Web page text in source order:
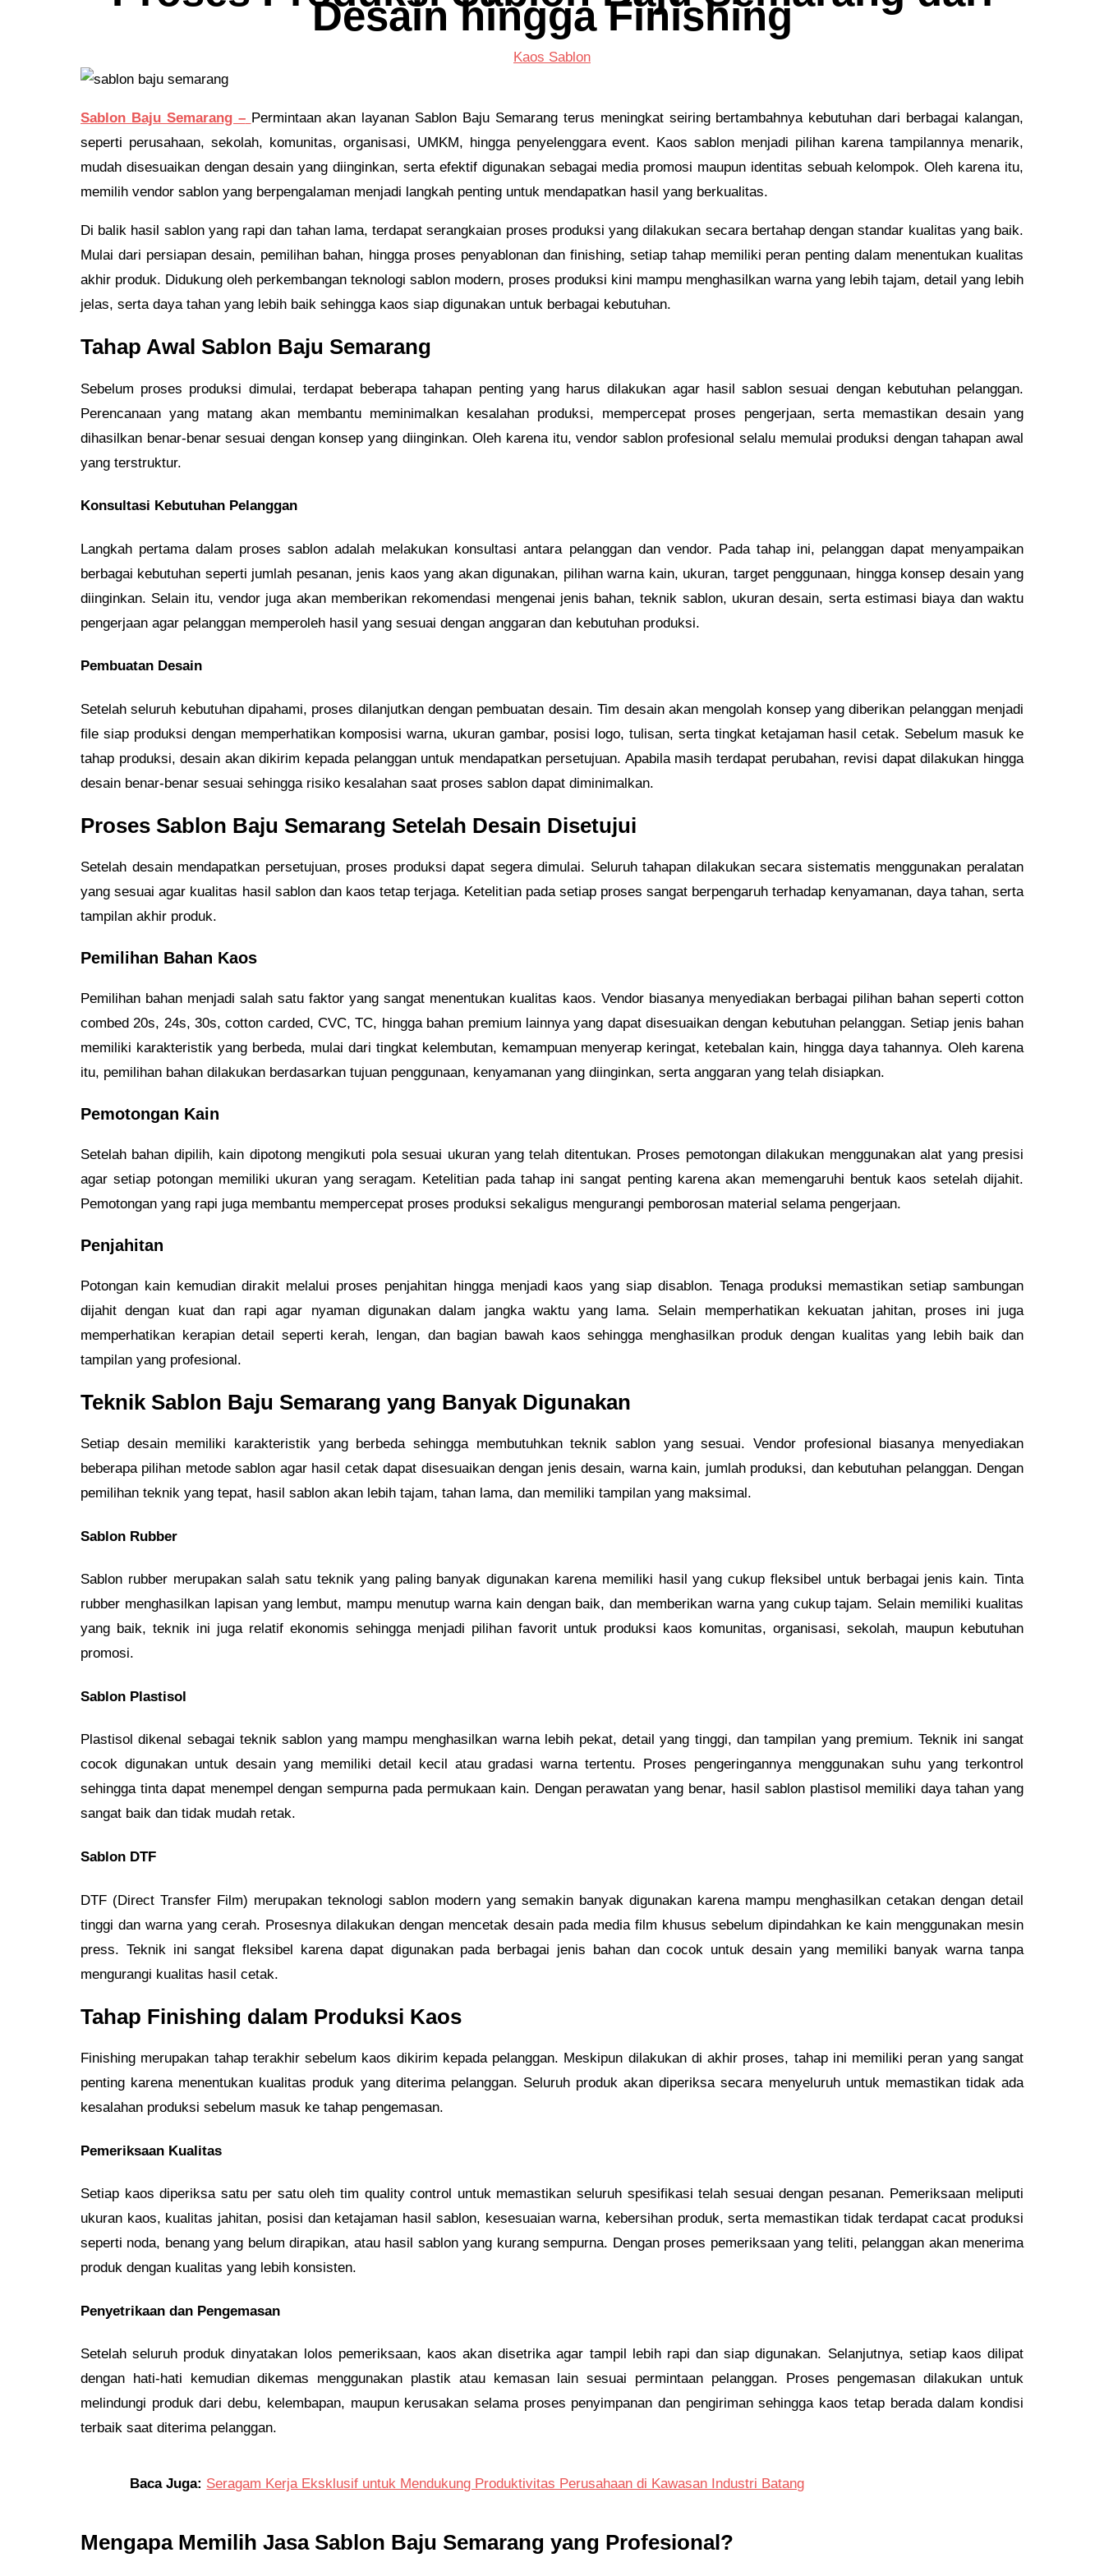
Desain hingga Finishing
Kaos Sablon
Sablon Baju Semarang – Permintaan akan layanan Sablon Baju Semarang terus meningkat seiring bertambahnya kebutuhan dari berbagai kalangan,
seperti perusahaan, sekolah, komunitas, organisasi, UMKM, hingga penyelenggara event. Kaos sablon menjadi pilihan karena tampilannya menarik,
mudah disesuaikan dengan desain yang diinginkan, serta efektif digunakan sebagai media promosi maupun identitas sebuah kelompok. Oleh karena itu,
memilih vendor sablon yang berpengalaman menjadi langkah penting untuk mendapatkan hasil yang berkualitas.
Di balik hasil sablon yang rapi dan tahan lama, terdapat serangkaian proses produksi yang dilakukan secara bertahap dengan standar kualitas yang baik.
Mulai dari persiapan desain, pemilihan bahan, hingga proses penyablonan dan finishing, setiap tahap memiliki peran penting dalam menentukan kualitas
akhir produk. Didukung oleh perkembangan teknologi sablon modern, proses produksi kini mampu menghasilkan warna yang lebih tajam, detail yang lebih
jelas, serta daya tahan yang lebih baik sehingga kaos siap digunakan untuk berbagai kebutuhan.
Tahap Awal Sablon Baju Semarang
Sebelum proses produksi dimulai, terdapat beberapa tahapan penting yang harus dilakukan agar hasil sablon sesuai dengan kebutuhan pelanggan.
Perencanaan yang matang akan membantu meminimalkan kesalahan produksi, mempercepat proses pengerjaan, serta memastikan desain yang
dihasilkan benar-benar sesuai dengan konsep yang diinginkan. Oleh karena itu, vendor sablon profesional selalu memulai produksi dengan tahapan awal
yang terstruktur.
Konsultasi Kebutuhan Pelanggan
Langkah pertama dalam proses sablon adalah melakukan konsultasi antara pelanggan dan vendor. Pada tahap ini, pelanggan dapat menyampaikan
berbagai kebutuhan seperti jumlah pesanan, jenis kaos yang akan digunakan, pilihan warna kain, ukuran, target penggunaan, hingga konsep desain yang
diinginkan. Selain itu, vendor juga akan memberikan rekomendasi mengenai jenis bahan, teknik sablon, ukuran desain, serta estimasi biaya dan waktu
pengerjaan agar pelanggan memperoleh hasil yang sesuai dengan anggaran dan kebutuhan produksi.
Pembuatan Desain
Setelah seluruh kebutuhan dipahami, proses dilanjutkan dengan pembuatan desain. Tim desain akan mengolah konsep yang diberikan pelanggan menjadi
file siap produksi dengan memperhatikan komposisi warna, ukuran gambar, posisi logo, tulisan, serta tingkat ketajaman hasil cetak. Sebelum masuk ke
tahap produksi, desain akan dikirim kepada pelanggan untuk mendapatkan persetujuan. Apabila masih terdapat perubahan, revisi dapat dilakukan hingga
desain benar-benar sesuai sehingga risiko kesalahan saat proses sablon dapat diminimalkan.
Proses Sablon Baju Semarang Setelah Desain Disetujui
Setelah desain mendapatkan persetujuan, proses produksi dapat segera dimulai. Seluruh tahapan dilakukan secara sistematis menggunakan peralatan
yang sesuai agar kualitas hasil sablon dan kaos tetap terjaga. Ketelitian pada setiap proses sangat berpengaruh terhadap kenyamanan, daya tahan, serta
tampilan akhir produk.
Pemilihan Bahan Kaos
Pemilihan bahan menjadi salah satu faktor yang sangat menentukan kualitas kaos. Vendor biasanya menyediakan berbagai pilihan bahan seperti cotton
combed 20s, 24s, 30s, cotton carded, CVC, TC, hingga bahan premium lainnya yang dapat disesuaikan dengan kebutuhan pelanggan. Setiap jenis bahan
memiliki karakteristik yang berbeda, mulai dari tingkat kelembutan, kemampuan menyerap keringat, ketebalan kain, hingga daya tahannya. Oleh karena
itu, pemilihan bahan dilakukan berdasarkan tujuan penggunaan, kenyamanan yang diinginkan, serta anggaran yang telah disiapkan.
Pemotongan Kain
Setelah bahan dipilih, kain dipotong mengikuti pola sesuai ukuran yang telah ditentukan. Proses pemotongan dilakukan menggunakan alat yang presisi
agar setiap potongan memiliki ukuran yang seragam. Ketelitian pada tahap ini sangat penting karena akan memengaruhi bentuk kaos setelah dijahit.
Pemotongan yang rapi juga membantu mempercepat proses produksi sekaligus mengurangi pemborosan material selama pengerjaan.
Penjahitan
Potongan kain kemudian dirakit melalui proses penjahitan hingga menjadi kaos yang siap disablon. Tenaga produksi memastikan setiap sambungan
dijahit dengan kuat dan rapi agar nyaman digunakan dalam jangka waktu yang lama. Selain memperhatikan kekuatan jahitan, proses ini juga
memperhatikan kerapian detail seperti kerah, lengan, dan bagian bawah kaos sehingga menghasilkan produk dengan kualitas yang lebih baik dan
tampilan yang profesional.
Teknik Sablon Baju Semarang yang Banyak Digunakan
Setiap desain memiliki karakteristik yang berbeda sehingga membutuhkan teknik sablon yang sesuai. Vendor profesional biasanya menyediakan
beberapa pilihan metode sablon agar hasil cetak dapat disesuaikan dengan jenis desain, warna kain, jumlah produksi, dan kebutuhan pelanggan. Dengan
pemilihan teknik yang tepat, hasil sablon akan lebih tajam, tahan lama, dan memiliki tampilan yang maksimal.
Sablon Rubber
Sablon rubber merupakan salah satu teknik yang paling banyak digunakan karena memiliki hasil yang cukup fleksibel untuk berbagai jenis kain. Tinta
rubber menghasilkan lapisan yang lembut, mampu menutup warna kain dengan baik, dan memberikan warna yang cukup tajam. Selain memiliki kualitas
yang baik, teknik ini juga relatif ekonomis sehingga menjadi pilihan favorit untuk produksi kaos komunitas, organisasi, sekolah, maupun kebutuhan
promosi.
Sablon Plastisol
Plastisol dikenal sebagai teknik sablon yang mampu menghasilkan warna lebih pekat, detail yang tinggi, dan tampilan yang premium. Teknik ini sangat
cocok digunakan untuk desain yang memiliki detail kecil atau gradasi warna tertentu. Proses pengeringannya menggunakan suhu yang terkontrol
sehingga tinta dapat menempel dengan sempurna pada permukaan kain. Dengan perawatan yang benar, hasil sablon plastisol memiliki daya tahan yang
sangat baik dan tidak mudah retak.
Sablon DTF
DTF (Direct Transfer Film) merupakan teknologi sablon modern yang semakin banyak digunakan karena mampu menghasilkan cetakan dengan detail
tinggi dan warna yang cerah. Prosesnya dilakukan dengan mencetak desain pada media film khusus sebelum dipindahkan ke kain menggunakan mesin
press. Teknik ini sangat fleksibel karena dapat digunakan pada berbagai jenis bahan dan cocok untuk desain yang memiliki banyak warna tanpa
mengurangi kualitas hasil cetak.
Tahap Finishing dalam Produksi Kaos
Finishing merupakan tahap terakhir sebelum kaos dikirim kepada pelanggan. Meskipun dilakukan di akhir proses, tahap ini memiliki peran yang sangat
penting karena menentukan kualitas produk yang diterima pelanggan. Seluruh produk akan diperiksa secara menyeluruh untuk memastikan tidak ada
kesalahan produksi sebelum masuk ke tahap pengemasan.
Pemeriksaan Kualitas
Setiap kaos diperiksa satu per satu oleh tim quality control untuk memastikan seluruh spesifikasi telah sesuai dengan pesanan. Pemeriksaan meliputi
ukuran kaos, kualitas jahitan, posisi dan ketajaman hasil sablon, kesesuaian warna, kebersihan produk, serta memastikan tidak terdapat cacat produksi
seperti noda, benang yang belum dirapikan, atau hasil sablon yang kurang sempurna. Dengan proses pemeriksaan yang teliti, pelanggan akan menerima
produk dengan kualitas yang lebih konsisten.
Penyetrikaan dan Pengemasan
Setelah seluruh produk dinyatakan lolos pemeriksaan, kaos akan disetrika agar tampil lebih rapi dan siap digunakan. Selanjutnya, setiap kaos dilipat
dengan hati-hati kemudian dikemas menggunakan plastik atau kemasan lain sesuai permintaan pelanggan. Proses pengemasan dilakukan untuk
melindungi produk dari debu, kelembapan, maupun kerusakan selama proses penyimpanan dan pengiriman sehingga kaos tetap berada dalam kondisi
terbaik saat diterima pelanggan.
Baca Juga: Seragam Kerja Eksklusif untuk Mendukung Produktivitas Perusahaan di Kawasan Industri Batang
Mengapa Memilih Jasa Sablon Baju Semarang yang Profesional?